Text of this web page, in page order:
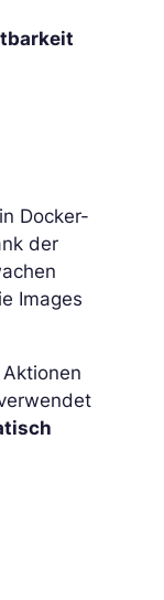
Docker-
der
Images